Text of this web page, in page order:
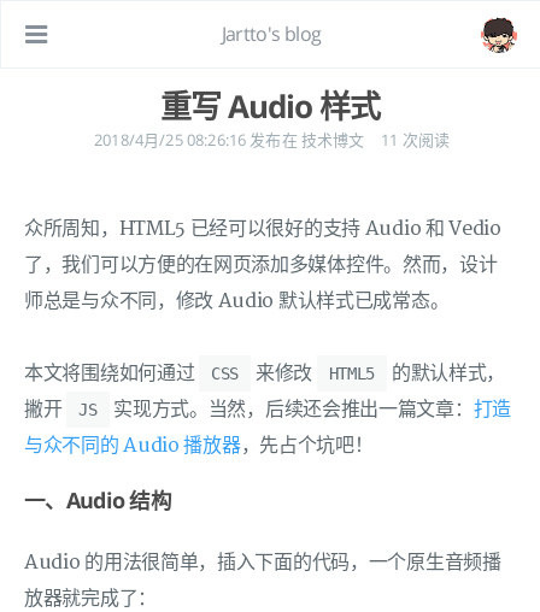
Jartto's blog
重写 Audio 样式
2018/4月/25 08:26:16 发布在 技术博文 11 次阅读
众所周知，HTML5 已经可以很好的支持 Audio 和 Vedio
了，我们可以方便的在网页添加多媒体控件。然而，设计
师总是与众不同，修改 Audio 默认样式已成常态。
本文将围绕如何通过 CSS 来修改 HTML5
的默认样式，
撇开
JS 实现方式。当然，后续还会推出一篇文章： 打造
与众不同的 Audio 播放器，先占个坑吧！
一、Audio 结构
Audio 的用法很简单，插入下面的代码，一个原生音频播
放器就完成了：